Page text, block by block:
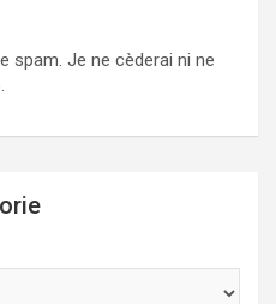
spam. Je ne cèderai ni ne